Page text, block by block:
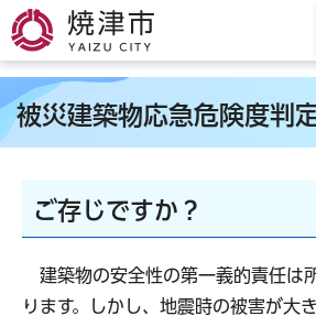
焼津市
被災建築物応急危険度判
ご存じですか？
建築物の安全性の第一義的責任は
ります。しかし、地震時の被害が大